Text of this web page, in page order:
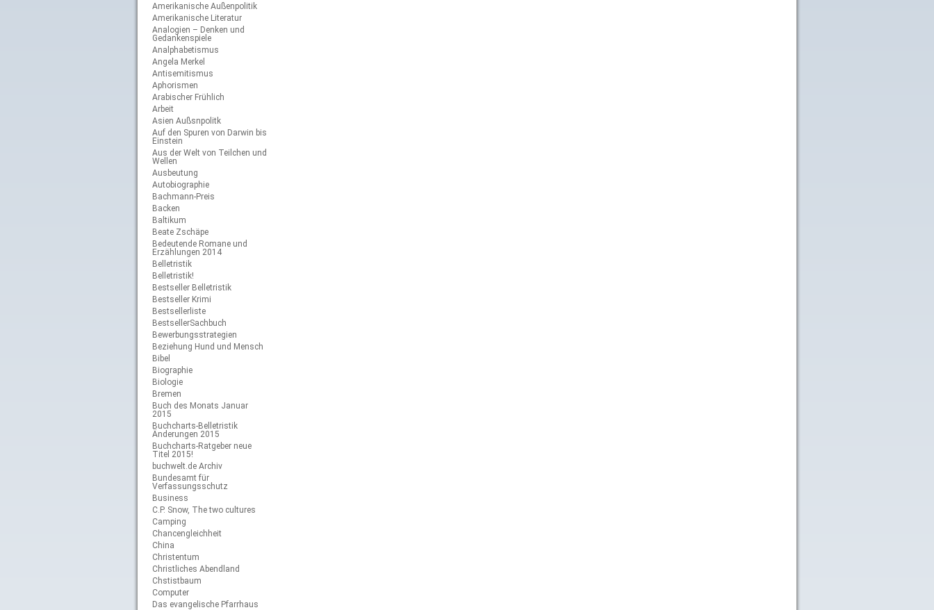
Amerikanische Außenpolitik
Amerikanische Literatur
Analogien – Denken und
Gedankenspiele
Analphabetismus
Angela Merkel
Antisemitismus
Aphorismen
Arabischer Frühlich
Arbeit
Asien Außsnpolitk
Auf den Spuren von Darwin bis
Einstein
Aus der Welt von Teilchen und
Wellen
Ausbeutung
Autobiographie
Bachmann-Preis
Backen
Baltikum
Beate Zschäpe
Bedeutende Romane und
Erzählungen 2014
Belletristik
Belletristik!
Bestseller Belletristik
Bestseller Krimi
Bestsellerliste
BestsellerSachbuch
Bewerbungsstrategien
Beziehung Hund und Mensch
Bibel
Biographie
Biologie
Bremen
Buch des Monats Januar
2015
Buchcharts-Belletristik
Änderungen 2015
Buchcharts-Ratgeber neue
Titel 2015!
buchwelt.de Archiv
Bundesamt für
Verfassungsschutz
Business
C.P. Snow, The two cultures
Camping
Chancengleichheit
China
Christentum
Christliches Abendland
Chstistbaum
Computer
Das evangelische Pfarrhaus